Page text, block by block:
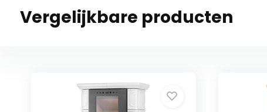
Vergelijkbare producten